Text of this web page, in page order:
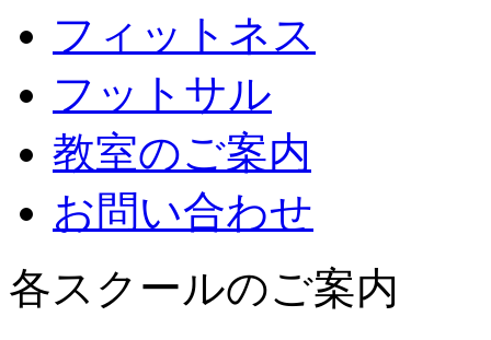
フィットネス
フットサル
教室のご案内
お問い合わせ
各スクールのご案内